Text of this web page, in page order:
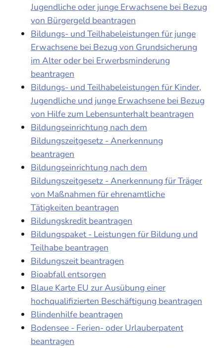
Jugendliche oder junge Erwachsene bei Bezug
von Bürgergeld beantragen
Bildungs- und Teilhabeleistungen für junge
Erwachsene bei Bezug von Grundsicherung
im Alter oder bei Erwerbsminderung
beantragen
Bildungs- und Teilhabeleistungen für Kinder,
Jugendliche und junge Erwachsene bei Bezug
von Hilfe zum Lebensunterhalt beantragen
Bildungseinrichtung nach dem
Bildungszeitgesetz - Anerkennung
beantragen
Bildungseinrichtung nach dem
Bildungszeitgesetz - Anerkennung für Träger
von Maßnahmen für ehrenamtliche
Tätigkeiten beantragen
Bildungskredit beantragen
Bildungspaket - Leistungen für Bildung und
Teilhabe beantragen
Bildungszeit beantragen
Bioabfall entsorgen
Blaue Karte EU zur Ausübung einer
hochqualifizierten Beschäftigung beantragen
Blindenhilfe beantragen
Bodensee - Ferien- oder Urlauberpatent
beantragen